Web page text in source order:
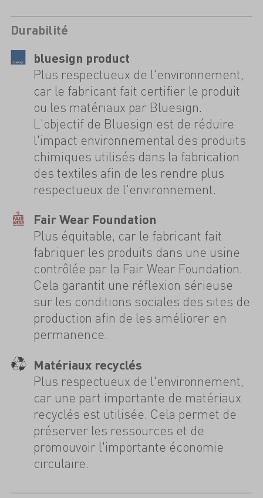
Durabilité
bluesign product
Plus respectueux de l'environnement,
car le fabricant fait certifier le produit
ou les matériaux par Bluesign.
L'objectif de Bluesign est de réduire
l'impact environnemental des produits
chimiques utilisés dans la fabrication
des textiles afin de les rendre plus
respectueux de l'environnement.
Fair Wear Foundation
Plus équitable, car le fabricant fait
fabriquer les produits dans une usine
contrôlée par la Fair Wear Foundation.
Cela garantit une réflexion sérieuse
sur les conditions sociales des sites de
production afin de les améliorer en
permanence.
Matériaux recyclés
Plus respectueux de l'environnement,
car une part importante de matériaux
recyclés est utilisée. Cela permet de
préserver les ressources et de
promouvoir l'importante économie
circulaire.